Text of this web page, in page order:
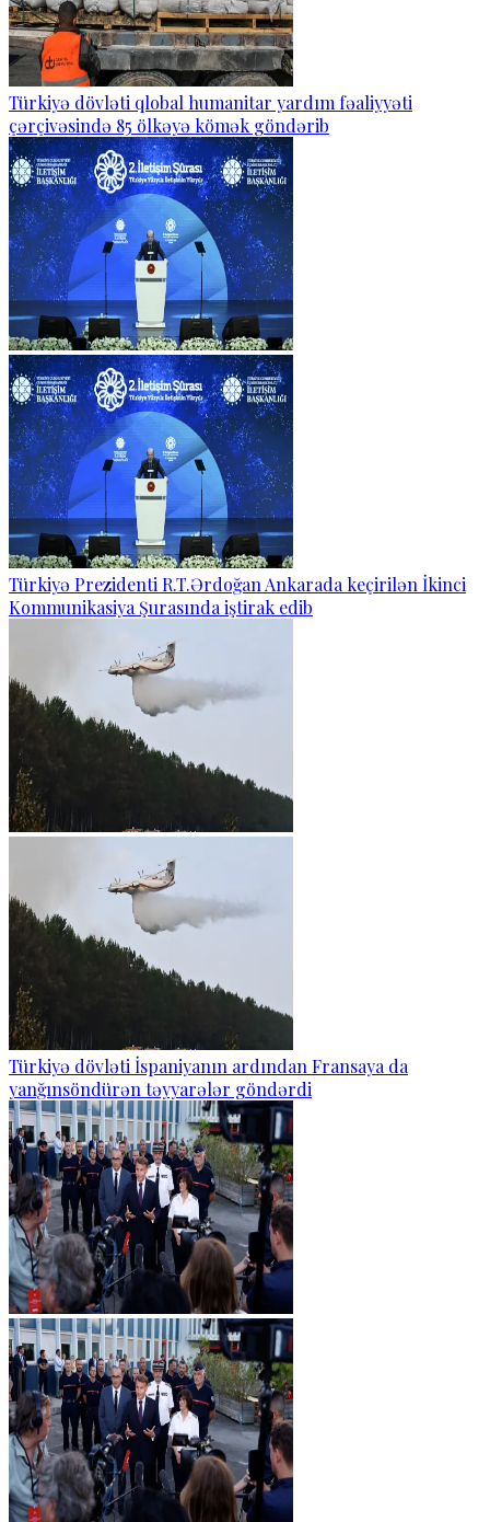
Türkiyə dövləti qlobal humanitar yardım fəaliyyəti
çərçivəsində 85 ölkəyə kömək göndərib
Türkiyə Prezidenti R.T.Ərdoğan Ankarada keçirilən İkinci
Kommunikasiya Şurasında iştirak edib
Türkiyə dövləti İspaniyanın ardından Fransaya da
yanğınsöndürən təyyarələr göndərdi